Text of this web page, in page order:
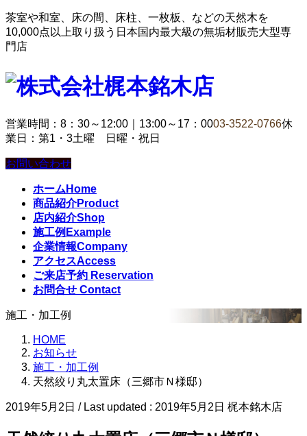
茶室や和室、床の間、床柱、一枚板、などの天然木を
10,000点以上取り扱う日本国内最大級の無垢材販売大型専
門店
営業時間：8：30～12:00｜13:00～17：0003-3522-0766休
業日：第1・3土曜 日曜・祝日
お問い合わせ
ホーム Home
商品紹介Product
店内紹介Shop
施工例 Example
企業情報Company
アクセスAccess
ご来店予約 Reservation
お問合せ Contact
施工・加工例
HOME
お知らせ
施工・加工例
天然絞り丸太置床（三郷市Ｎ様邸）
2019年5月2日 / Last updated : 2019年5月2日 梶本銘木店